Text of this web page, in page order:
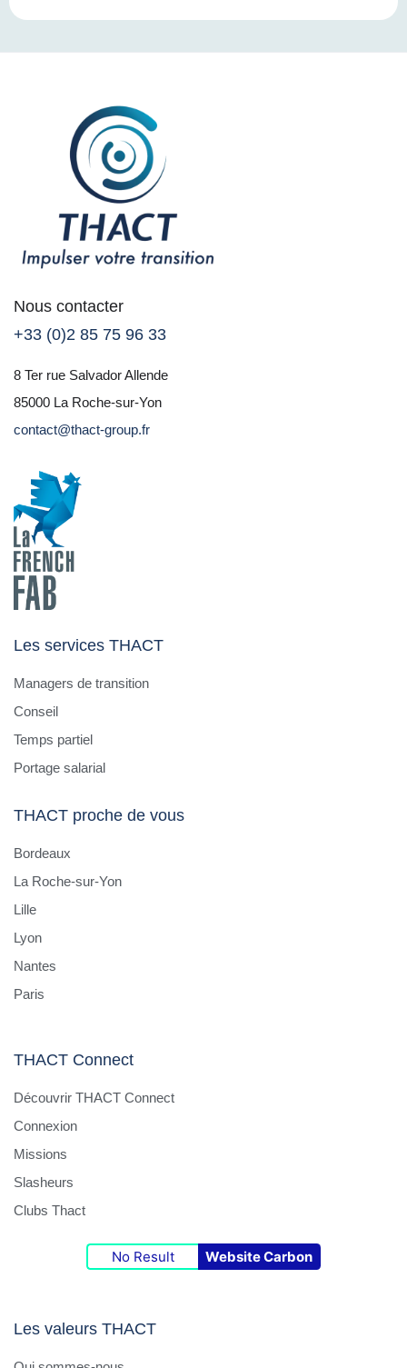
Nous contacter
+33 (0)2 85 75 96 33
8 Ter rue Salvador Allende
85000 La Roche-sur-Yon
contact@thact-group.fr
Les services THACT
Managers de transition
Conseil
Temps partiel
Portage salarial
THACT proche de vous
Bordeaux
La Roche-sur-Yon
Lille
Lyon
Nantes
Paris
THACT Connect
Découvrir THACT Connect
Connexion
Missions
Slasheurs
Clubs Thact
No Result Website Carbon
Les valeurs THACT